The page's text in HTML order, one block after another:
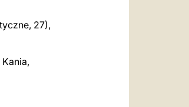
27),
Kania,